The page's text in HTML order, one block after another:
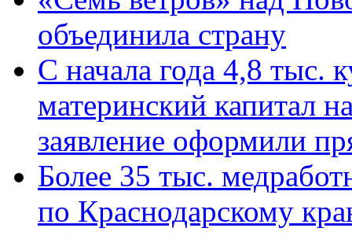
объединила страну
С начала года 4,8 тыс.
материнский капитал
заявление оформили
Более 35 тыс.
по Краснодарскому